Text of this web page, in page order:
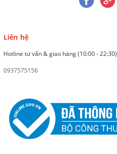
Liên hệ
Hotline tư vấn & giao hàng (10:00 - 22:30)
0937575156